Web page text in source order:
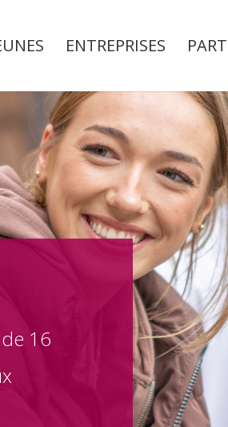
ENTREPRISES
de 16